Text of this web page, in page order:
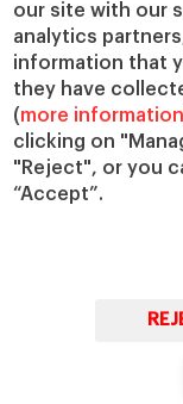
our site with our
analytics
information that
they have
(more information
clicking on
"Reject", or you
“Accept”.
© Copyright, 2026.